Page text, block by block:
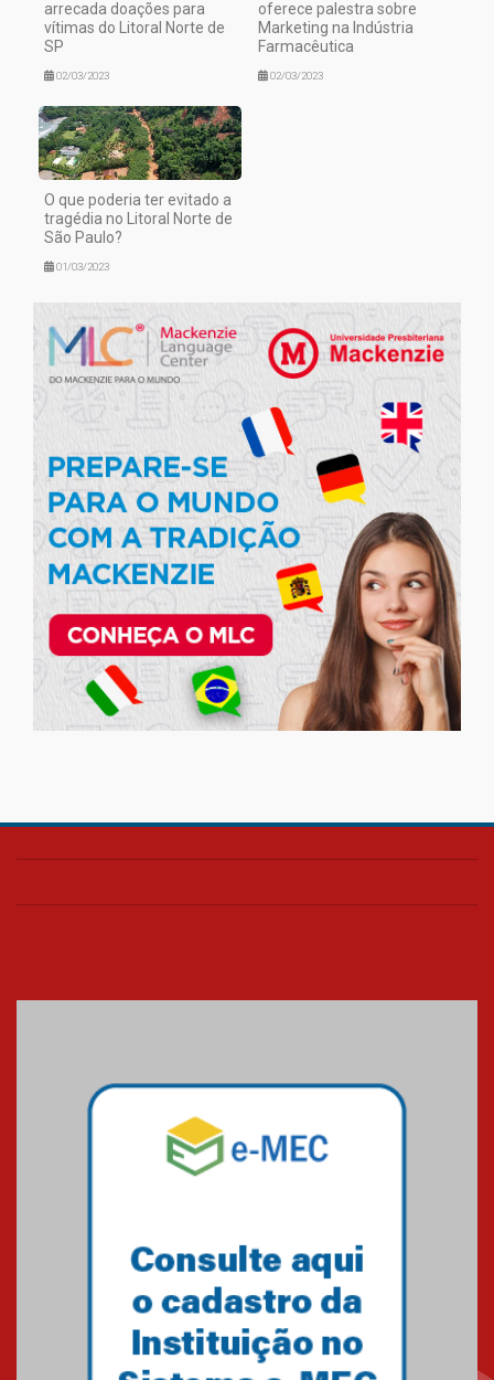
arrecada doações para
vítimas do Litoral Norte de
SP
02/03/2023
oferece palestra sobre
Marketing na Indústria
Farmacêutica
02/03/2023
O que poderia ter evitado a
tragédia no Litoral Norte de
São Paulo?
01/03/2023